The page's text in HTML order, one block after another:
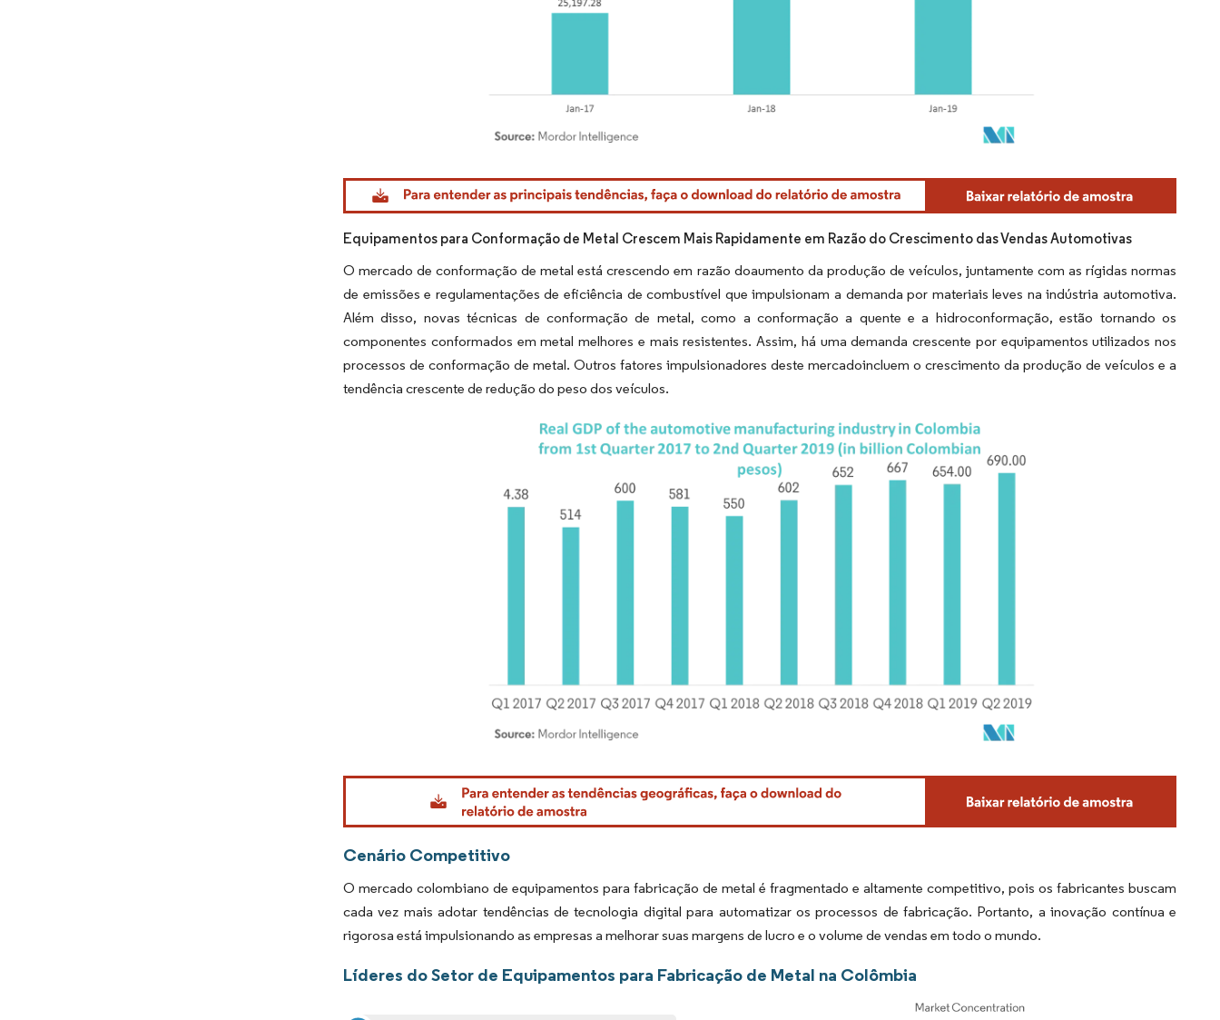
Imagem © Mordor Intelligence. O reuso requer atribuição conforme CC BY 4.0.
Equipamentos para Conformação de Metal Crescem Mais Rapidamente em Razão do Crescimento das Vendas Automotivas
O mercado de conformação de metal está crescendo em razão doaumento da produção de veículos, juntamente com as rígidas normas
de emissões e regulamentações de eficiência de combustível que impulsionam a demanda por materiais leves na indústria automotiva.
Além disso, novas técnicas de conformação de metal, como a conformação a quente e a hidroconformação, estão tornando os
componentes conformados em metal melhores e mais resistentes. Assim, há uma demanda crescente por equipamentos utilizados nos
processos de conformação de metal. Outros fatores impulsionadores deste mercadoincluem o crescimento da produção de veículos e a
tendência crescente de redução do peso dos veículos.
Imagem © Mordor Intelligence. O reuso requer atribuição conforme CC BY 4.0.
Cenário Competitivo
O mercado colombiano de equipamentos para fabricação de metal é fragmentado e altamente competitivo, pois os fabricantes buscam
cada vez mais adotar tendências de tecnologia digital para automatizar os processos de fabricação. Portanto, a inovação contínua e
rigorosa está impulsionando as empresas a melhorar suas margens de lucro e o volume de vendas em todo o mundo.
Líderes do Setor de Equipamentos para Fabricação de Metal na Colômbia